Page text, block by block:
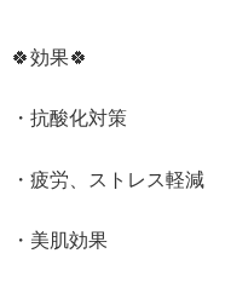
🍀効果🍀
・抗酸化対策
・疲労、ストレス軽減
・美肌効果